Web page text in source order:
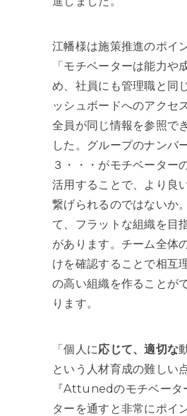
江幡様は施策推進のポイ
「モチベーターは能力や
め、社員にも管理職と同
ッシュボードへのアクセ
全員が同じ情報を参照で
した。グループのナンバ
３・・・がモチベーター
活用することで、より良
繋げられるのではないか
て、フラットな組織を目
があります。チーム全体
けを確認することで相互
の高い組織を作ることが
ります。
「個人に応じて、適切な
という人材育成の難しい
『Attunedのモチベータ
ターを通すと非常にポイ